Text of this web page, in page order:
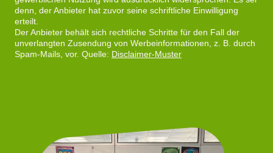
denn, der Anbieter hat zuvor seine schriftliche Einwilligung
erteilt.
Der Anbieter behält sich rechtliche Schritte für den Fall der
unverlangten Zusendung von Werbeinformationen, z. B. durch
Spam-Mails, vor. Quelle: Disclaimer-Muster